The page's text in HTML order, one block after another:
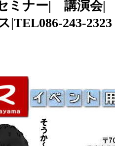
ミナー| 講演会|
|TEL086-243-